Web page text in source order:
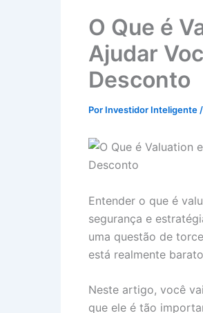
O Que é
Ajudar
Desconto
Por Investidor Inteligente /
Entender o que é
segurança e
uma questão de
está realmente
Neste artigo, você
que ele é tão